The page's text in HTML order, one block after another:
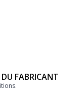
FABRICANT